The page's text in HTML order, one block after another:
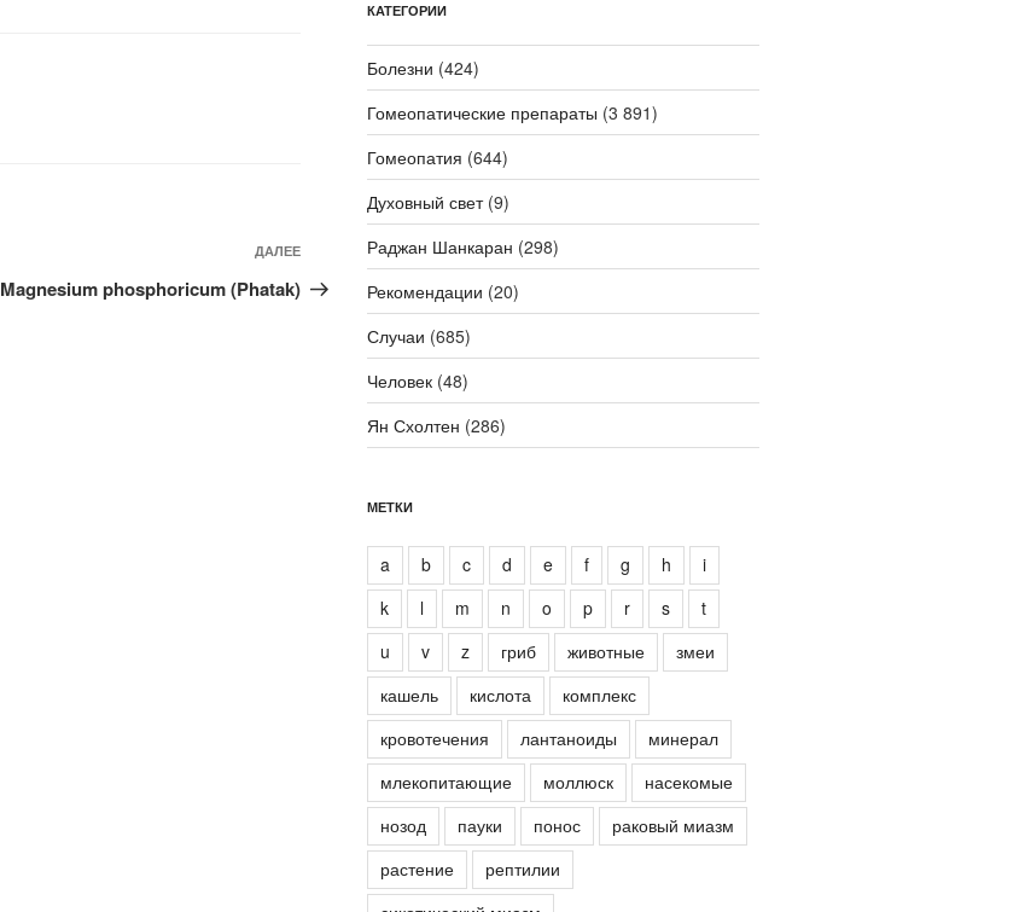
Следующая
запись
ДАЛЕЕ
Magnesium phosphoricum (Phatak)
КАТЕГОРИИ
Болезни (424)
Гомеопатические препараты (3 891)
Гомеопатия (644)
Духовный свет(9)
Раджан Шанкаран (298)
Рекомендации (20)
Случаи (685)
Человек(48)
Ян Схолтен (286)
МЕТКИ
a b c d e f g h
i
k
l m n o p r s
t
u
v z гриб животные
змеи
кашель
кислота
комплекс
кровотечения
лантаноиды
минерал
млекопитающие
моллюск
насекомые
нозод
пауки понос
раковый миазм
растение
рептилии